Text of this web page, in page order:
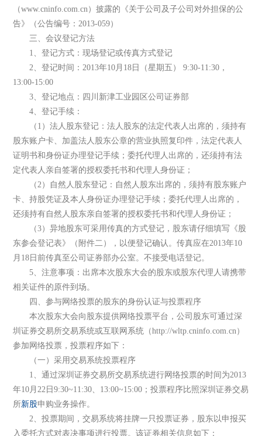
（www.cninfo.com.cn）披露的《关于公司及子公司对外担保的公
告》（公告编号：2013-059）
三、会议登记方法
1、登记方式：现场登记或传真方式登记
2、登记时间：2013年10月18日（星期五） 9:30-11:30，
13:00-15:00
3、登记地点：四川新津工业园区公司证券部
4、登记手续：
（1）法人股东登记：法人股东的法定代表人出席的，须持有
股东账户卡、加盖法人股东公章的营业执照复印件，法定代表人
证明书和身份证办理登记手续；委托代理人出席的，还须持有法
定代表人亲自签署的授权委托书和代理人身份证；
（2）自然人股东登记：自然人股东出席的，须持有股东账户
卡、持股凭证及本人身份证办理登记手续；委托代理人出席的，
还须持有自然人股东亲自签署的授权委托书和代理人身份证；
（3）异地股东可采用传真的方式登记，股东请仔细填写《股
东参会登记表》（附件二），以便登记确认。传真应在2013年10
月18日前传真至公司证券部办公室。不接受电话登记。
5、注意事项：出席本次股东大会的股东或股东代理人请携带
相关证件的原件到场。
四、参与网络投票的股东的身份认证与投票程序
本次股东大会向股东提供网络投票平台，公司股东可通过深
圳证券交易所交易系统或互联网系统（http://wltp.cninfo.com.cn）
参加网络投票，投票程序如下：
（一）采用交易系统投票程序
1、通过深圳证券交易所交易系统进行网络投票的时间为2013
年10月22日9:30~11:30、13:00~15:00；投票程序比照深圳证券交易
所新股申购业务操作。
2、投票期间，交易系统将挂牌一只投票证券，股东以申报买
入委托方式对表决事项进行投票。该证券相关信息如下：